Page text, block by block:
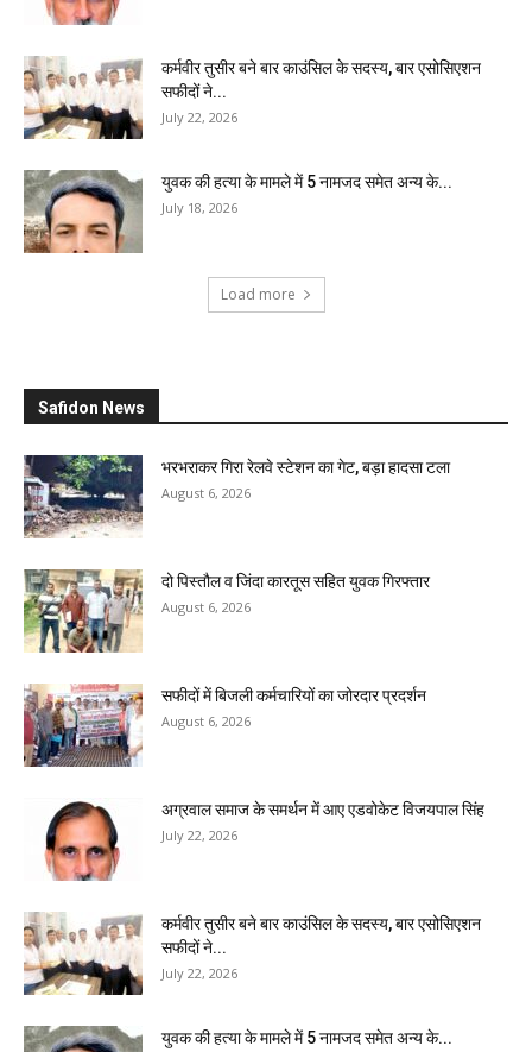
कर्मवीर तुसीर बने बार काउंसिल के सदस्य, बार एसोसिएशन
सफीदों ने...
July 22, 2026
युवक की हत्या के मामले में 5 नामजद समेत अन्य के...
July 18, 2026
Load more
Safidon News
भरभराकर गिरा रेलवे स्टेशन का गेट, बड़ा हादसा टला
August 6, 2026
दो पिस्तौल व जिंदा कारतूस सहित युवक गिरफ्तार
August 6, 2026
सफीदों में बिजली कर्मचारियों का जोरदार प्रदर्शन
August 6, 2026
अग्रवाल समाज के समर्थन में आए एडवोकेट विजयपाल सिंह
July 22, 2026
कर्मवीर तुसीर बने बार काउंसिल के सदस्य, बार एसोसिएशन
सफीदों ने...
July 22, 2026
युवक की हत्या के मामले में 5 नामजद समेत अन्य के...